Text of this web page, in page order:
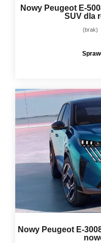
Nowy Peugeot E-
SUV dla
(brak)
Nowy Peugeot E-